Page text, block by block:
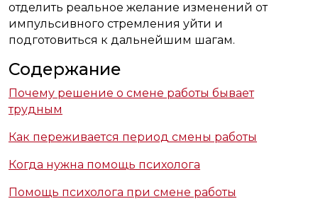
отделить реальное желание изменений от
импульсивного стремления уйти и
подготовиться к дальнейшим шагам.
Содержание
Почему решение о смене работы бывает
трудным
Как переживается период смены работы
Когда нужна помощь психолога
Помощь психолога при смене работы